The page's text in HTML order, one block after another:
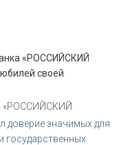
«РОССИЙСКИЙ
своей
«РОССИЙСКИЙ
доверие значимых для
государственных